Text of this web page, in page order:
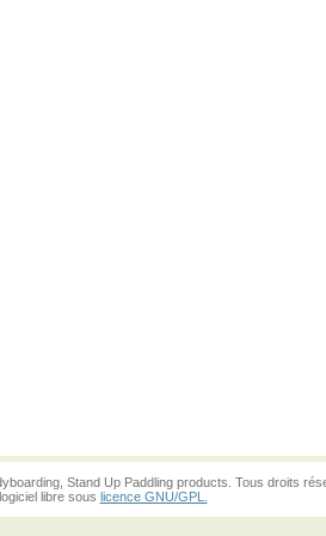
Stand Up Paddling products. Tous droits
libre sous licence GNU/GPL.